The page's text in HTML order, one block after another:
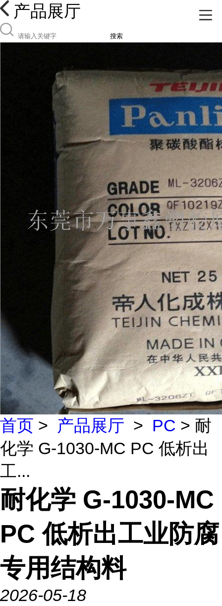
产品展厅
搜索
首页 > 产品展厅 > PC > 耐
化学 G-1030-MC PC 低析出
工...
耐化学 G-1030-MC
PC 低析出工业防腐
专用结构料
2026-05-18